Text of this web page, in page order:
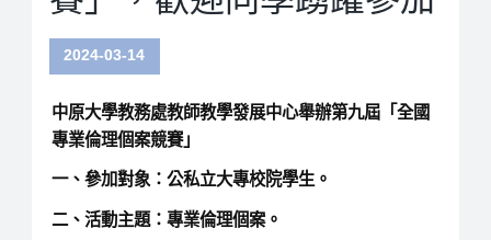
2024-03-14
中原大學教務處教師教學發展中心舉辦第九屆「全國
專業倫理個案競賽」
一、參加對象：公私立大專校院學生。
二、活動主題：專業倫理個案。